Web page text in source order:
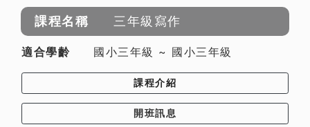
三年級寫作
國小三年級 ~ 國小三年級
課程介紹
開班訊息